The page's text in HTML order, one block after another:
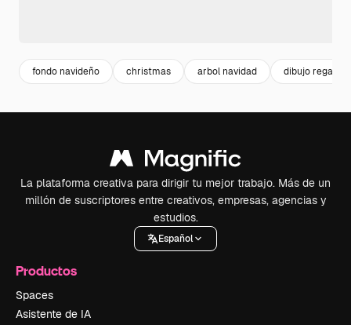
fondo navideño christmas arbol navidad dibujo regalo
La plataforma creativa para dirigir tu mejor trabajo. Más de un
millón de suscriptores entre creativos, empresas, agencias y
estudios.
Español
Productos
Spaces
Asistente de IA